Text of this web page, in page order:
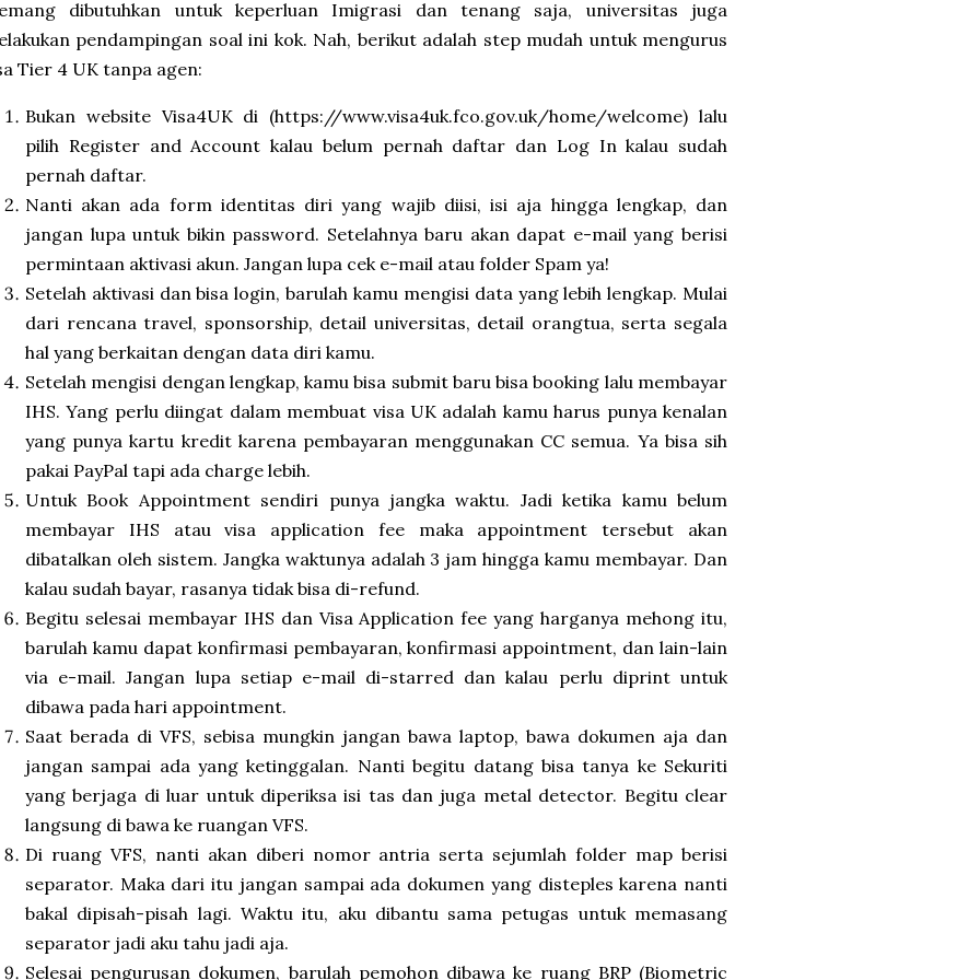
dibutuhkan untuk keperluan Imigrasi dan tenang saja, universitas juga
pendampingan soal ini kok. Nah, berikut adalah step mudah untuk mengurus
Tier 4 UK tanpa agen:
Bukan website Visa4UK di (https://www.visa4uk.fco.gov.uk/home/welcome) lalu
pilih Register and Account kalau belum pernah daftar dan Log In kalau sudah
pernah daftar.
Nanti akan ada form identitas diri yang wajib diisi, isi aja hingga lengkap, dan
jangan lupa untuk bikin password. Setelahnya baru akan dapat e-mail yang berisi
permintaan aktivasi akun. Jangan lupa cek e-mail atau folder Spam ya!
Setelah aktivasi dan bisa login, barulah kamu mengisi data yang lebih lengkap. Mulai
dari rencana travel, sponsorship, detail universitas, detail orangtua, serta segala
hal yang berkaitan dengan data diri kamu.
Setelah mengisi dengan lengkap, kamu bisa submit baru bisa booking lalu membayar
IHS. Yang perlu diingat dalam membuat visa UK adalah kamu harus punya kenalan
yang punya kartu kredit karena pembayaran menggunakan CC semua. Ya bisa sih
pakai PayPal tapi ada charge lebih.
Untuk Book Appointment sendiri punya jangka waktu. Jadi ketika kamu belum
membayar IHS atau visa application fee maka appointment tersebut akan
dibatalkan oleh sistem. Jangka waktunya adalah 3 jam hingga kamu membayar. Dan
kalau sudah bayar, rasanya tidak bisa di-refund.
Begitu selesai membayar IHS dan Visa Application fee yang harganya mehong itu,
barulah kamu dapat konfirmasi pembayaran, konfirmasi appointment, dan lain-lain
via e-mail. Jangan lupa setiap e-mail di-starred dan kalau perlu diprint untuk
dibawa pada hari appointment.
Saat berada di VFS, sebisa mungkin jangan bawa laptop, bawa dokumen aja dan
jangan sampai ada yang ketinggalan. Nanti begitu datang bisa tanya ke Sekuriti
yang berjaga di luar untuk diperiksa isi tas dan juga metal detector. Begitu clear
langsung di bawa ke ruangan VFS.
Di ruang VFS, nanti akan diberi nomor antria serta sejumlah folder map berisi
separator. Maka dari itu jangan sampai ada dokumen yang disteples karena nanti
bakal dipisah-pisah lagi. Waktu itu, aku dibantu sama petugas untuk memasang
separator jadi aku tahu jadi aja.
Selesai pengurusan dokumen, barulah pemohon dibawa ke ruang BRP (Biometric